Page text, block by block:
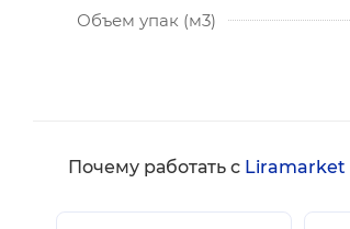
Объем упак (м3)
Почему работать с Liramarket